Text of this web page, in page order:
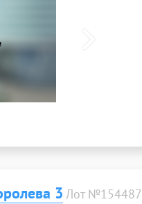
3 Лот №154487